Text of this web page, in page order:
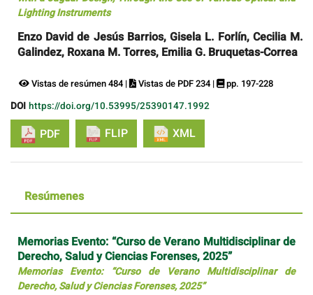
Lighting Instruments
Enzo David de Jesús Barrios, Gisela L. Forlín, Cecilia M.
Galindez, Roxana M. Torres, Emilia G. Bruquetas-Correa
Vistas de resúmen 484 | Vistas de PDF 234 | pp. 197-228
DOI https://doi.org/10.53995/25390147.1992
PDF FLIP XML
Resúmenes
Memorias Evento: “Curso de Verano Multidisciplinar de
Derecho, Salud y Ciencias Forenses, 2025”
Memorias Evento: “Curso de Verano Multidisciplinar de
Derecho, Salud y Ciencias Forenses, 2025”